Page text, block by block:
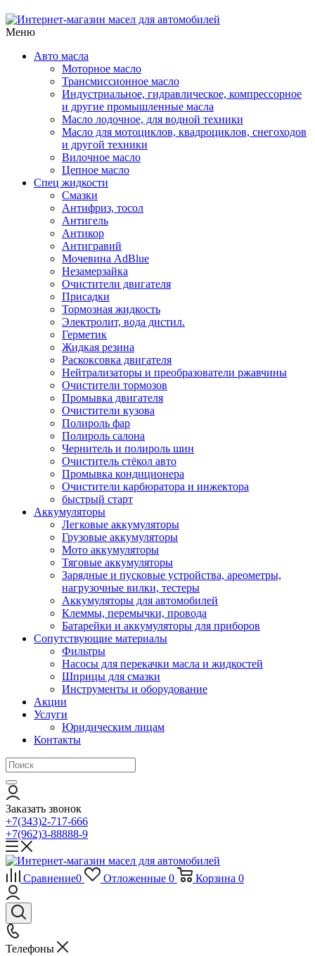
Меню
Авто масла
Моторное масло
Трансмиссионное масло
Индустриальное, гидравлическое, компрессорное
и другие промышленные масла
Масло лодочное, для водной техники
Масло для мотоциклов, квадроциклов, снегоходов
и другой техники
Вилочное масло
Цепное масло
Спец жидкости
Смазки
Антифриз, тосол
Антигель
Антикор
Антигравий
Мочевина AdBlue
Незамерзайка
Очистители двигателя
Присадки
Тормозная жидкость
Электролит, вода дистил.
Герметик
Жидкая резина
Раскоксовка двигателя
Нейтрализаторы и преобразователи ржавчины
Очистители тормозов
Промывка двигателя
Очистители кузова
Полироль фар
Полироль салона
Чернитель и полироль шин
Очиститель стёкол авто
Промывка кондиционера
Очистители карбюратора и инжектора
быстрый старт
Аккумуляторы
Легковые аккумуляторы
Грузовые аккумуляторы
Мото аккумуляторы
Тяговые аккумуляторы
Зарядные и пусковые устройства, ареометры,
нагрузочные вилки, тестеры
Аккумуляторы для автомобилей
Клеммы, перемычки, провода
Батарейки и аккумуляторы для приборов
Сопутствующие материалы
Фильтры
Насосы для перекачки масла и жидкостей
Шприцы для смазки
Инструменты и оборудование
Акции
Услуги
Юридическим лицам
Контакты
Заказать звонок
+7(343)2-717-666
+7(962)3-88888-9
Сравнение0 Отложенные 0 Корзина 0
Телефоны